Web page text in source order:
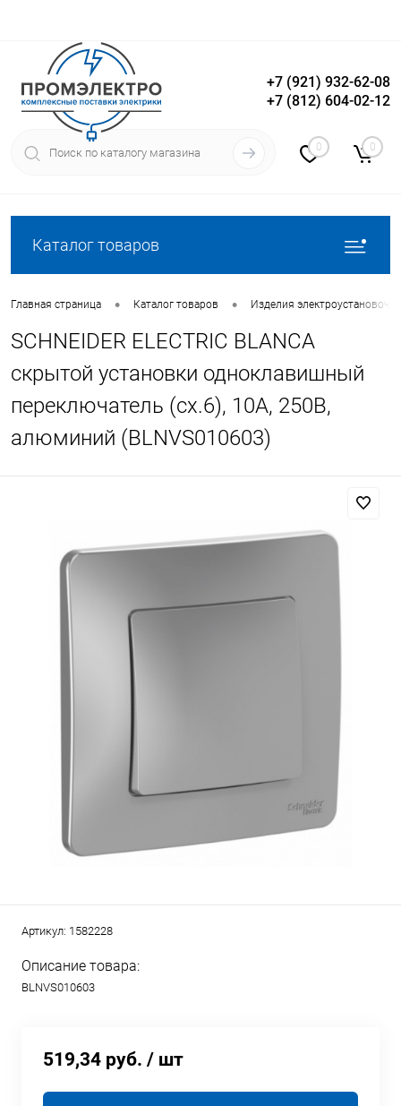
Вход Регистрация
+7 (921) 932-62-08
+7 (812) 604-02-12
0 0
Каталог товаров
Главная страница • Каталог товаров • Изделия
SCHNEIDER ELECTRIC BLANCA
скрытой установки одноклавишный
переключатель (cх.6), 10A, 250B,
алюминий (BLNVS010603)
Артикул: 1582228
Описание товара:
BLNVS010603
519,34 руб. / шт